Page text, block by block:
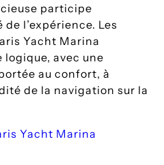
participe
l’expérience. Les
Yacht Marina
logique, avec une
au confort, à
de la navigation sur la
Yacht Marina